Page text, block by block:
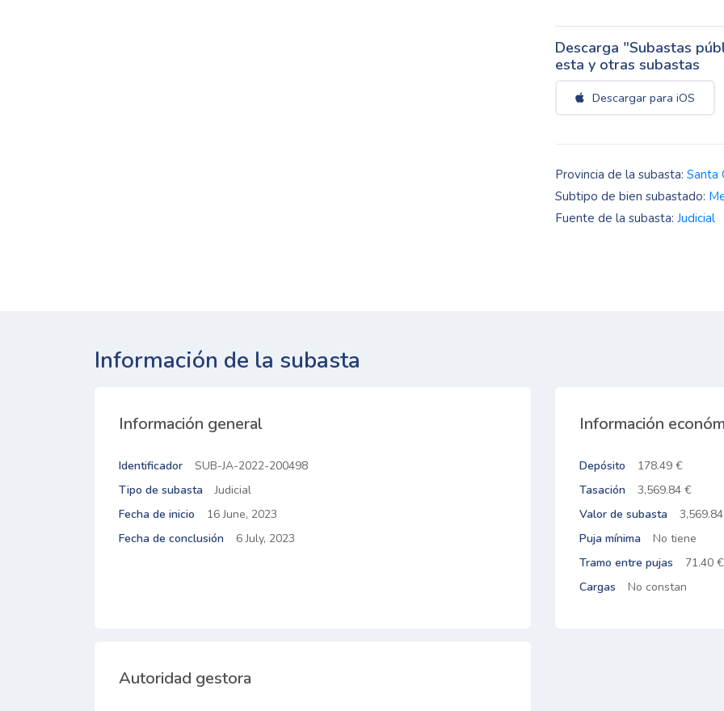
Descarga "Subastas
esta y otras subastas
Descargar para iOS
Provincia de la subasta: Santa
Subtipo de bien subastado:
Fuente de la subasta: Judicial
Información de la subasta
Información general
Identificador
SUB-JA-2022-200498
Tipo de subasta
Judicial
Fecha de inicio
16 June, 2023
Fecha de conclusión
6 July, 2023
Información
Depósito
178.49 €
Tasación
3,569.84 €
Valor de subasta
Puja mínima
No tiene
Tramo entre pujas
71.40 €
Cargas
No constan
Autoridad gestora